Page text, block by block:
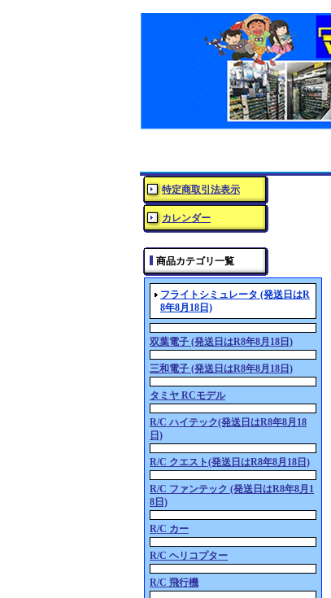
特定商取引法表示
カレンダー
商品カテゴリ一覧
フライトシミュレータ (発送日はR
8年8月18日)
双葉電子 (発送日はR8年8月18日)
三和電子 (発送日はR8年8月18日)
タミヤ RCモデル
R/C ハイテック(発送日はR8年8月18
日)
R/C クエスト(発送日はR8年8月18日)
R/C ファンテック (発送日はR8年8月1
8日)
R/C カー
R/C ヘリコプター
R/C 飛行機